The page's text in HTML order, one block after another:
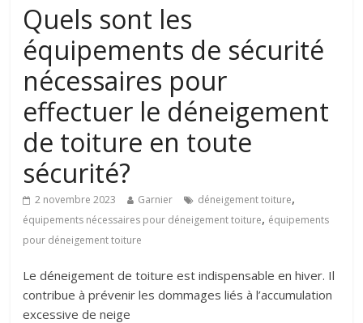
Quels sont les
équipements de sécurité
nécessaires pour
effectuer le déneigement
de toiture en toute
sécurité?
2 novembre 2023 Garnier déneigement toiture,
équipements nécessaires pour déneigement toiture, équipements
pour déneigement toiture
Le déneigement de toiture est indispensable en hiver. Il
contribue à prévenir les dommages liés à l’accumulation
excessive de neige